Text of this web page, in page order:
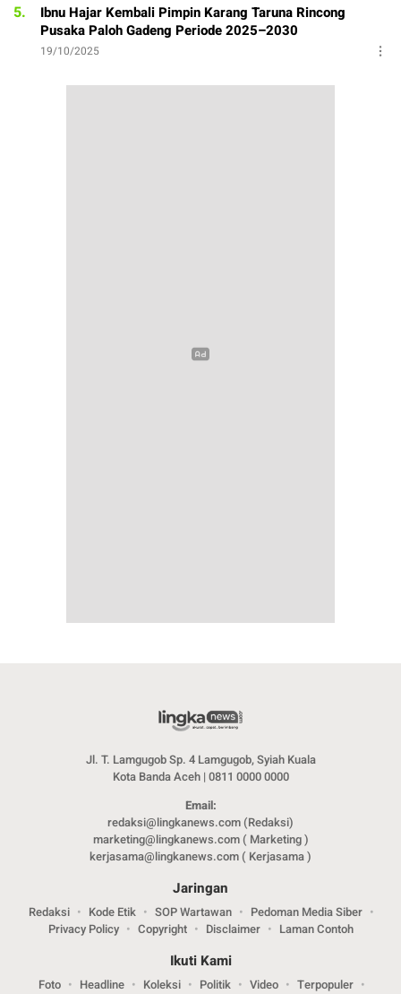
5.
Ibnu Hajar Kembali Pimpin Karang Taruna Rincong
Pusaka Paloh Gadeng Periode 2025–2030
19/10/2025
Jl. T. Lamgugob Sp. 4 Lamgugob, Syiah Kuala
Kota Banda Aceh | 0811 0000 0000
Email:
redaksi@lingkanews.com (Redaksi)
marketing@lingkanews.com ( Marketing )
kerjasama@lingkanews.com ( Kerjasama )
Jaringan
Redaksi Kode Etik SOP Wartawan
Pedoman Media Siber
Privacy Policy
Copyright Disclaimer Laman Contoh
Ikuti Kami
Foto Headline Koleksi Politik Video
Terpopuler